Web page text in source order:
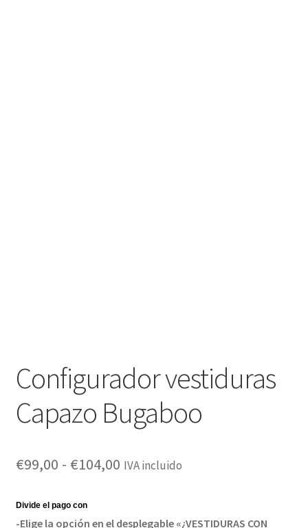
Configurador vestiduras
Capazo Bugaboo
€99,00 - €104,00Rango
IVA incluido
-Elige la opción en el desplegable «¿VESTIDURAS CON